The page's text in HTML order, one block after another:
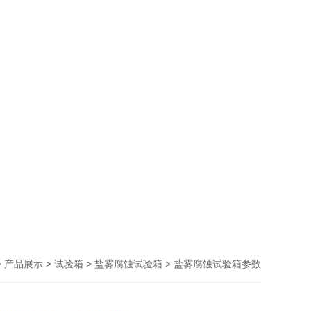
产品展示 > 试验箱 > 盐雾腐蚀试验箱 > 盐雾腐蚀试验箱参数